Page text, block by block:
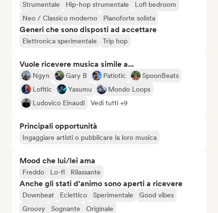
Strumentale
Hip-hop strumentale
Lofi bedroom
Neo / Classico moderno
Pianoforte solista
Generi che sono disposti ad accettare
Elettronica sperimentale Trip hop
Vuole ricevere musica simile a...
Ngyn Gary B Patiotic
SpoonBeats
Lofitic
Yasumu
Mondo Loops
Ludovico Einaudi
Vedi tutti +9
Principali opportunità
Ingaggiare artisti o pubblicare la loro musica
Mood che lui/lei ama
Freddo Lo-fi Rilassante
Anche gli stati d'animo sono aperti a ricevere
Downbeat Eclettico Sperimentale
Good vibes
Groovy
Sognante Originale